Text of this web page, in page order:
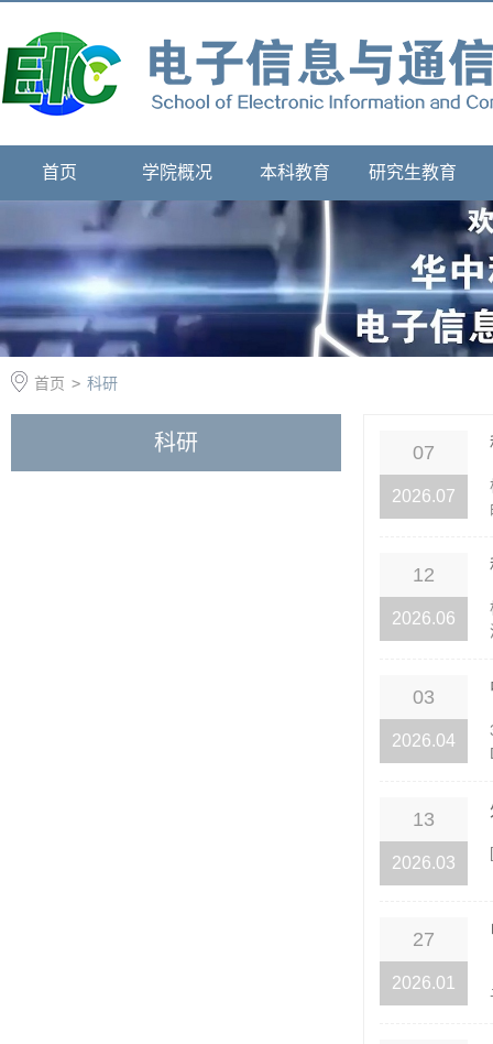
首页 学院概况 本科教育 研究生教育
首页 > 科研
科研 07
2026.07
12
2026.06
03
2026.04
13
2026.03
[
27
2026.01